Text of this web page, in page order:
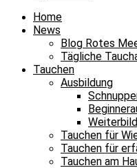
Home
News
Blog Rotes
Tägliche
Tauchen
Ausbildung
Tauchen für
Tauchen für
Tauchen am